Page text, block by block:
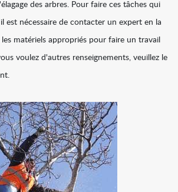
des arbres. Pour faire ces tâches qui
est nécessaire de contacter un expert en la
matériels appropriés pour faire un travail
voulez d'autres renseignements, veuillez le